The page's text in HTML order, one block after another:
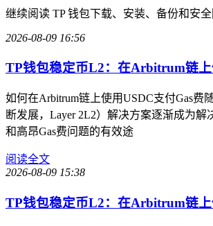
继续阅读 TP 钱包下载、安装、备份和安全
2026-08-09 16:56
TP钱包稳定币L2：在Arbitrum链
如何在Arbitrum链上使用USDC支付Gas费
断发展，Layer 2L2）解决方案逐渐成为解
和高昂Gas费问题的有效途
阅读全文
2026-08-09 15:38
TP钱包稳定币L2：在Arbitrum链上